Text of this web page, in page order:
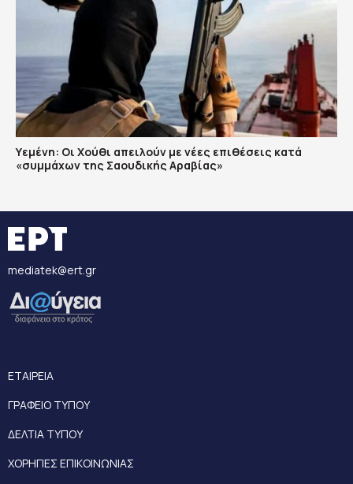
Υεμένη: Οι Χούθι απειλούν με νέες επιθέσεις κατά
«συμμάχων της Σαουδικής Αραβίας»
mediatek@ert.gr
ΕΤΑΙΡΕΙΑ
ΓΡΑΦΕΙΟ ΤΥΠΟΥ
ΔΕΛΤΙΑ ΤΥΠΟΥ
ΧΟΡΗΓΙΕΣ ΕΠΙΚΟΙΝΩΝΙΑΣ